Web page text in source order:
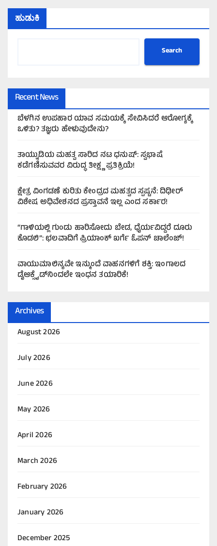
ಹುಡುಕಿ
Search
Recent News
ಬೆಳಗಿನ ಉಪಹಾರ ಯಾವ ಸಮಯಕ್ಕೆ ಸೇವಿಸಿದರೆ ಆರೋಗ್ಯಕ್ಕೆ
ಒಳಿತು? ತಜ್ಞರು ಹೇಳುವುದೇನು?
ತಾಯ್ನುಡಿಯ ಮಹತ್ವ ಸಾರಿದ ನಟ ಧನುಷ್: ಸ್ವಭಾಷೆ
ಕಡೆಗಣಿಸುವವರ ವಿರುದ್ಧ ತೀಕ್ಷ್ಣ ಪ್ರತಿಕ್ರಿಯೆ!
ಕ್ಷೇತ್ರ ವಿಂಗಡಣೆ ಕುರಿತು ಕೇಂದ್ರದ ಮಹತ್ವದ ಸ್ಪಷ್ಟನೆ: ದಿಢೀರ್
ವಿಶೇಷ ಅಧಿವೇಶನದ ಪ್ರಸ್ತಾವನೆ ಇಲ್ಲ ಎಂದ ಸರ್ಕಾರ!
“ಗಾಳಿಯಲ್ಲಿ ಗುಂಡು ಹಾರಿಸೋದು ಬೇಡ, ಧೈರ್ಯವಿದ್ದರೆ ದೂರು
ಕೊಡಲಿ”: ಛಲವಾದಿಗೆ ಪ್ರಿಯಾಂಕ್ ಖರ್ಗೆ ಓಪನ್ ಚಾಲೆಂಜ್!
ವಾಯುಮಾಲಿನ್ಯವೇ ಇನ್ಮುಂದೆ ವಾಹನಗಳಿಗೆ ಶಕ್ತಿ: ಇಂಗಾಲದ
ಡೈಆಕ್ಸೈಡ್‌ನಿಂದಲೇ ಇಂಧನ ತಯಾರಿಕೆ!
Archives
August 2026
July 2026
June 2026
May 2026
April 2026
March 2026
February 2026
January 2026
December 2025